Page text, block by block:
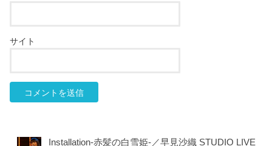
サイト
Installation-赤髪の白雪姫-／早見沙織 STUDIO LIVE